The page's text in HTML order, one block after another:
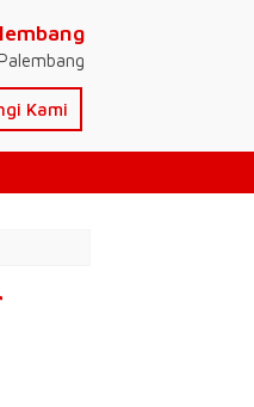
Kami